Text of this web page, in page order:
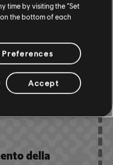
della
time by visiting the “Set
the bottom of each
Accept